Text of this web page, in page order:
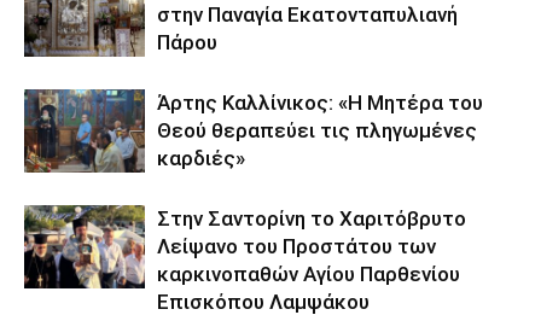
στην Παναγία Εκατονταπυλιανή
Πάρου
Άρτης Καλλίνικος: «Η Μητέρα του
Θεού θεραπεύει τις πληγωμένες
καρδιές»
Στην Σαντορίνη το Χαριτόβρυτο
Λείψανο του Προστάτου των
καρκινοπαθών Αγίου Παρθενίου
Επισκόπου Λαμψάκου